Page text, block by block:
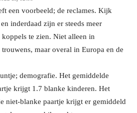
een voorbeeld; de reclames. Kijk
inderdaad zijn er steeds meer
koppels te zien. Niet alleen in
maar overal in Europa en de
demografie. Het gemiddelde
krijgt 1.7 blanke kinderen. Het
niet-blanke paartje krijgt er gemiddeld